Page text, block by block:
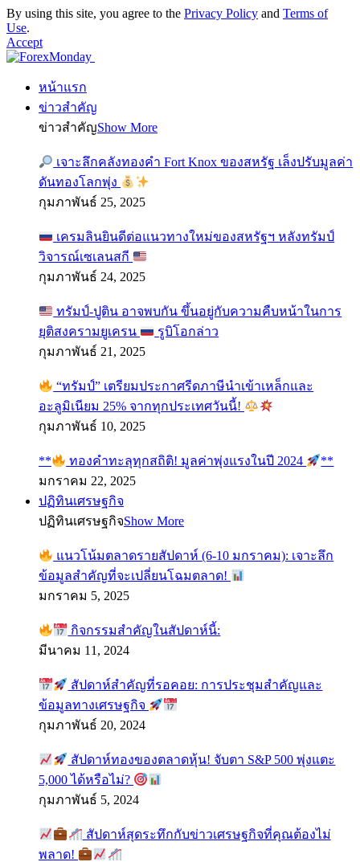
By using this site, you agree to the Privacy Policy and Terms of
Use.
Accept
หน้าแรก
ข่าวสำคัญ
ข่าวสำคัญShow More
เจาะลึกคลังทองคำ Fort Knox ของสหรัฐ เล็งปรับมูลค่า
ดันทองโลกพุ่ง
กุมภาพันธ์ 25, 2025
เครมลินยินดีต่อแนวทางใหม่ของสหรัฐฯ หลังทรัมป์
วิจารณ์เซเลนสกี
กุมภาพันธ์ 24, 2025
ทรัมป์-ปูติน อาจพบกัน ขึ้นอยู่กับความคืบหน้าในการ
ยุติสงครามยูเครน
รูบิโอกล่าว
กุมภาพันธ์ 21, 2025
“ทรัมป์” เตรียมประกาศรีดภาษีนำเข้าเหล็กและ
อะลูมิเนียม 25% จากทุกประเทศวันนี้!
กุมภาพันธ์ 10, 2025
** ทองคำทะลุทุกสถิติ! มูลค่าพุ่งแรงในปี 2024
**
มกราคม 22, 2025
ปฏิทินเศรษฐกิจ
ปฏิทินเศรษฐกิจShow More
แนวโน้มตลาดรายสัปดาห์ (6-10 มกราคม): เจาะลึก
ข้อมูลสำคัญที่จะเปลี่ยนโฉมตลาด!
มกราคม 5, 2025
กิจกรรมสำคัญในสัปดาห์นี้:
มีนาคม 11, 2024
สัปดาห์สำคัญที่รอคอย: การประชุมสำคัญและ
ข้อมูลทางเศรษฐกิจ
กุมภาพันธ์ 20, 2024
สัปดาห์ทองของตลาดหุ้น! จับตา S&P 500 พุ่งแตะ
5,000 ได้หรือไม่?
กุมภาพันธ์ 5, 2024
สัปดาห์สุดระทึกกับข่าวเศรษฐกิจที่คุณต้องไม่
พลาด!